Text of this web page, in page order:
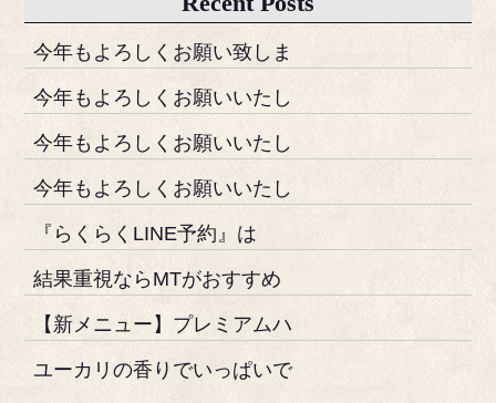
今年もよろしくお願い致しま
今年もよろしくお願いいたし
今年もよろしくお願いいたし
今年もよろしくお願いいたし
『らくらくLINE予約』は
結果重視ならMTがおすすめ
【新メニュー】プレミアムハ
ユーカリの香りでいっぱいで